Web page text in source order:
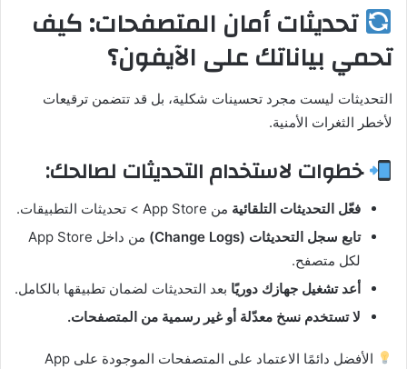
تحديثات أمان المتصفحات: كيف
تحمي بياناتك على الآيفون؟
التحديثات ليست مجرد تحسينات شكلية، بل قد تتضمن ترقيعات
لأخطر الثغرات الأمنية.
خطوات لاستخدام التحديثات لصالحك:
فعّل التحديثات التلقائية من App Store > تحديثات التطبيقات.
تابع سجل التحديثات (Change Logs)
من داخل App Store
لكل متصفح.
أعد تشغيل جهازك دوريًا بعد التحديثات لضمان تطبيقها بالكامل.
لا تستخدم نسخ معدّلة أو غير رسمية من المتصفحات.
الأفضل دائمًا الاعتماد على المتصفحات الموجودة على App